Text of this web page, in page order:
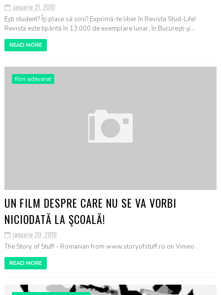
ianuarie 21, 2010
Eşti student? Îţi place să scrii? Exprimă-te liber în Revista Stud-Life!
Revista este tipărită în 13.000 de exemplare lunar, în Bucureşti şi...
READ MORE
film adevarat
UN FILM DESPRE CARE NU SE VA VORBI
NICIODATĂ LA ŞCOALĂ!
ianuarie 20, 2010
The Story of Stuff - Romanian from www.storyofstuff.ro on Vimeo .
READ MORE